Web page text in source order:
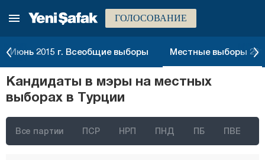
ГОЛОСОВАНИЕ
Июнь 2015 г. Всеобщие выборы Местные выборы
Кандидаты в мэры на местных
выборах в Турции
Все партии ПСР НРП ПНД ПБ ПВЕ
Стамбул